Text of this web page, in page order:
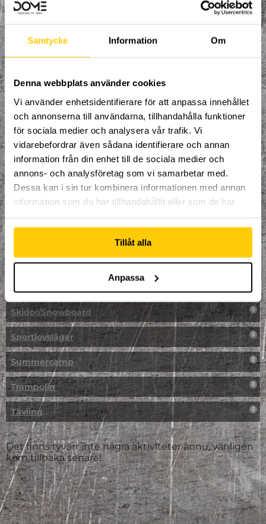
Samtycke Information Om
Denna webbplats använder cookies
Vi använder enhetsidentifierare för att anpassa innehållet
och annonserna till användarna, tillhandahålla funktioner
för sociala medier och analysera vår trafik. Vi
vidarebefordrar även sådana identifierare och annan
information från din enhet till de sociala medier och
annons- och analysföretag som vi samarbetar med.
Dessa kan i sin tur kombinera informationen med annan
information som du har tillhandahållit eller som de har
Tillåt alla
Anpassa
Kampanj 0
Kickbike
Klättring
LAN
Multisport
Mässa
NPF-Träning
Påsklovsläger
Skidor/Snowboard 0
Sportlovsläger 0
Summercamp 0
Trampolin 0
Tävling 0
Det finns tyvärr inte några aktiviteter ännu, vänligen
kom tillbaka senare!